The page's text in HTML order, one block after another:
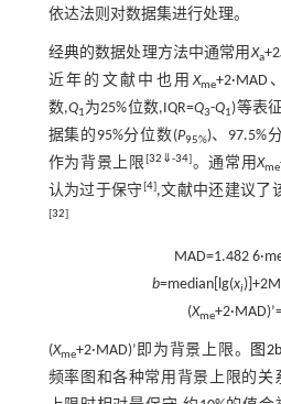
依达法则对数据集进行处理。
经典的数据处理方法中通常用Xa+2
近年的文献中也用Xme+2·MAD
数,Q1为25%位数,IQR=Q3-Q1)等表
据集的95%分位数(P95%)、97.5%
作为背景上限[32 ⇓-34]。通常用Xme
认为过于保守[4],文献中还建议了
[32]
MAD=1.482
b=median[lg(xi
(Xme
(Xme+2·MAD)’即为背景上限。 图
频率图和各种常用背景上限的关